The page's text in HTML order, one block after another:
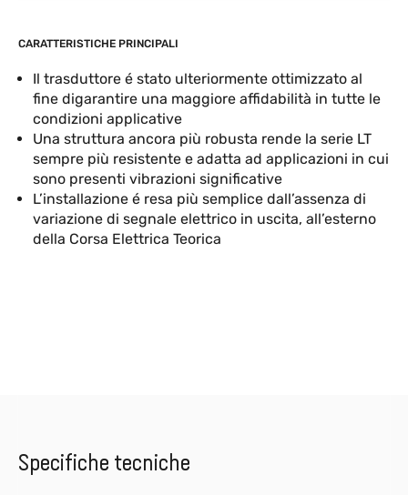
CARATTERISTICHE PRINCIPALI
Il trasduttore é stato ulteriormente ottimizzato al
fine digarantire una maggiore affidabilità in tutte le
condizioni applicative
Una struttura ancora più robusta rende la serie LT
sempre più resistente e adatta ad applicazioni in cui
sono presenti vibrazioni significative
L’installazione é resa più semplice dall’assenza di
variazione di segnale elettrico in uscita, all’esterno
della Corsa Elettrica Teorica
Specifiche tecniche